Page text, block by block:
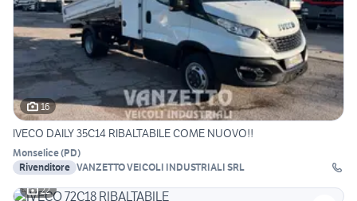
16
IVECO DAILY 35C14 RIBALTABILE COME NUOVO!!
Monselice(PD)
Rivenditore VANZETTO VEICOLI INDUSTRIALI SRL
22